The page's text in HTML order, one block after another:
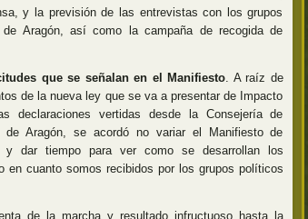
y la previsión de las entrevistas con los grupos
Aragón, así como la campaña de recogida de
que se señalan en el Manifiesto. A raíz de
de la nueva ley que se va a presentar de Impacto
declaraciones vertidas desde la Consejería de
de Aragón, se acordó no variar el Manifiesto de
y dar tiempo para ver como se desarrollan los
en cuanto somos recibidos por los grupos políticos
de la marcha y resultado infructuoso hasta la